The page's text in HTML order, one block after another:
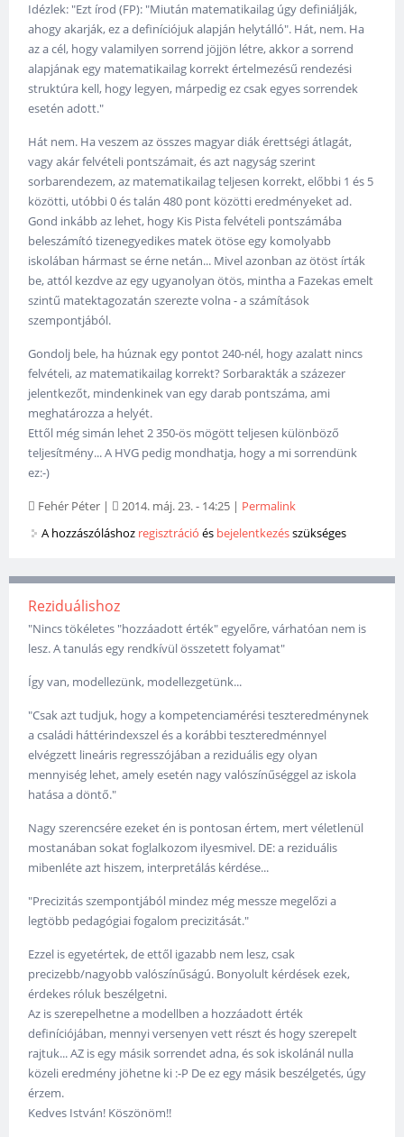
Idézlek: "Ezt írod (FP): "Miután matematikailag úgy definiálják,
ahogy akarják, ez a definíciójuk alapján helytálló". Hát, nem. Ha
az a cél, hogy valamilyen sorrend jöjjön létre, akkor a sorrend
alapjának egy matematikailag korrekt értelmezésű rendezési
struktúra kell, hogy legyen, márpedig ez csak egyes sorrendek
esetén adott."
Hát nem. Ha veszem az összes magyar diák érettségi átlagát,
vagy akár felvételi pontszámait, és azt nagyság szerint
sorbarendezem, az matematikailag teljesen korrekt, előbbi 1 és 5
közötti, utóbbi 0 és talán 480 pont közötti eredményeket ad.
Gond inkább az lehet, hogy Kis Pista felvételi pontszámába
beleszámító tizenegyedikes matek ötöse egy komolyabb
iskolában hármast se érne netán... Mivel azonban az ötöst írták
be, attól kezdve az egy ugyanolyan ötös, mintha a Fazekas emelt
szintű matektagozatán szerezte volna - a számítások
szempontjából.
Gondolj bele, ha húznak egy pontot 240-nél, hogy azalatt nincs
felvételi, az matematikailag korrekt? Sorbarakták a százezer
jelentkezőt, mindenkinek van egy darab pontszáma, ami
meghatározza a helyét.
Ettől még simán lehet 2 350-ös mögött teljesen különböző
teljesítmény... A HVG pedig mondhatja, hogy a mi sorrendünk
ez:-)
Fehér Péter | 2014. máj. 23. - 14:25 | Permalink
A hozzászóláshoz regisztráció és bejelentkezésszükséges
Reziduálishoz
"Nincs tökéletes "hozzáadott érték" egyelőre, várhatóan nem is
lesz. A tanulás egy rendkívül összetett folyamat"
Így van, modellezünk, modellezgetünk...
"Csak azt tudjuk, hogy a kompetenciamérési teszteredménynek
a családi háttérindexszel és a korábbi teszteredménnyel
elvégzett lineáris regresszójában a reziduális egy olyan
mennyiség lehet, amely esetén nagy valószínűséggel az iskola
hatása a döntő."
Nagy szerencsére ezeket én is pontosan értem, mert véletlenül
mostanában sokat foglalkozom ilyesmivel. DE: a reziduális
mibenléte azt hiszem, interpretálás kérdése...
"Precizitás szempontjából mindez még messze megelőzi a
legtöbb pedagógiai fogalom precizitását."
Ezzel is egyetértek, de ettől igazabb nem lesz, csak
precizebb/nagyobb valószínűságú. Bonyolult kérdések ezek,
érdekes róluk beszélgetni.
Az is szerepelhetne a modellben a hozzáadott érték
definíciójában, mennyi versenyen vett részt és hogy szerepelt
rajtuk... AZ is egy másik sorrendet adna, és sok iskolánál nulla
közeli eredmény jöhetne ki :-P De ez egy másik beszélgetés, úgy
érzem.
Kedves István! Köszönöm!!